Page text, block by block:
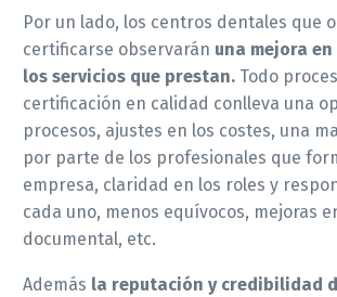
Por un lado, los centros dentales que
certificarse observarán una mejora
los servicios que prestan. Todo
certificación en calidad conlleva una
procesos, ajustes en los costes, una
por parte de los profesionales que
empresa, claridad en los roles y
cada uno, menos equívocos, mejoras
documental, etc.
Además la reputación y credibilidad